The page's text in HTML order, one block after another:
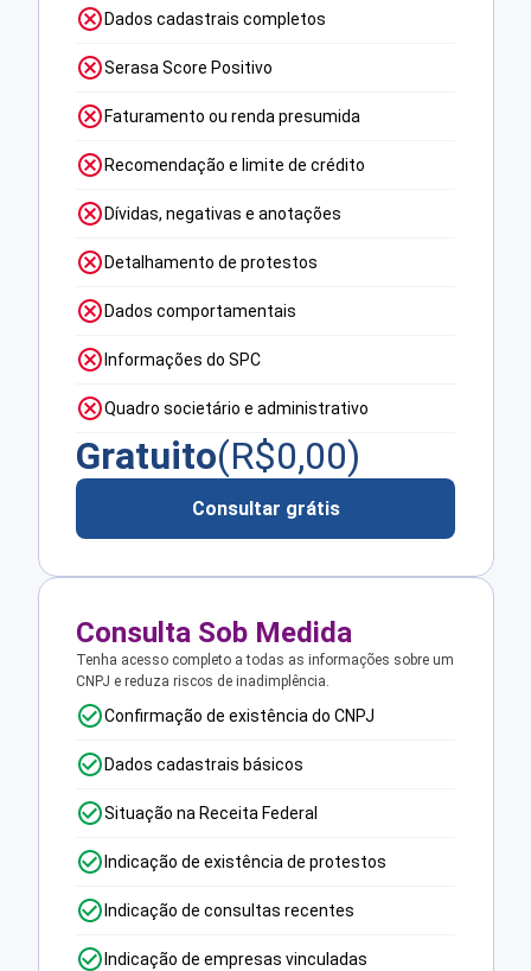
Dados cadastrais completos
Serasa Score Positivo
Faturamento ou renda presumida
Recomendação e limite de crédito
Dívidas, negativas e anotações
Detalhamento de protestos
Dados comportamentais
Informações do SPC
Quadro societário e administrativo
Gratuito(R$0,00)
Consultar grátis
Consulta Sob Medida
Tenha acesso completo a todas as informações sobre um
CNPJ e reduza riscos de inadimplência.
Confirmação de existência do CNPJ
Dados cadastrais básicos
Situação na Receita Federal
Indicação de existência de protestos
Indicação de consultas recentes
Indicação de empresas vinculadas